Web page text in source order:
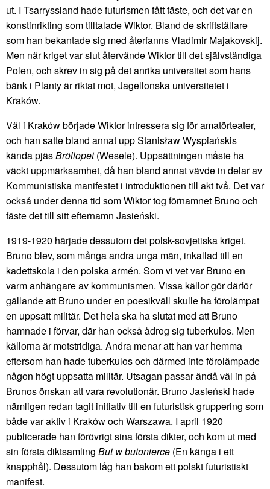
ut. I Tsarryssland hade futurismen fått fäste, och det var en
konstinrikting som tilltalade Wiktor. Bland de skriftställare
som han bekantade sig med återfanns Vladimir Majakovskij.
Men när kriget var slut återvände Wiktor till det självständiga
Polen, och skrev in sig på det anrika universitet som hans
bänk i Planty är riktat mot, Jagellonska universitetet i
Kraków.
Väl i Kraków började Wiktor intressera sig för amatörteater,
och han satte bland annat upp Stanisław Wyspiańskis
kända pjäsBröllopet(Wesele). Uppsättningen måste ha
väckt uppmärksamhet, då han bland annat vävde in delar av
Kommunistiska manifestet i introduktionen till akt två. Det var
också under denna tid som Wiktor tog förnamnet Bruno och
fäste det till sitt efternamn Jasieński.
1919-1920 härjade dessutom det polsk-sovjetiska kriget.
Bruno blev, som många andra unga män, inkallad till en
kadettskola i den polska armén. Som vi vet var Bruno en
varm anhängare av kommunismen. Vissa källor gör därför
gällande att Bruno under en poesikväll skulle ha förolämpat
en uppsatt militär. Det hela ska ha slutat med att Bruno
hamnade i förvar, där han också ådrog sig tuberkulos. Men
källorna är motstridiga. Andra menar att han var hemma
eftersom han hade tuberkulos och därmed inte förolämpade
någon högt uppsatta militär. Utsagan passar ändå väl in på
Brunos önskan att vara revolutionär. Bruno Jasieński hade
nämligen redan tagit initiativ till en futuristisk gruppering som
både var aktiv i Kraków och Warszawa. I april 1920
publicerade han förövrigt sina första dikter, och kom ut med
sin första diktsamling But w butonierce (En känga i ett
knapphål). Dessutom låg han bakom ett polskt futuristiskt
manifest.